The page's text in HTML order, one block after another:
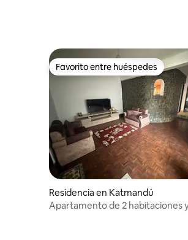
Favorito entre huéspedes
Favorito entre huéspedes
Residencia en Katmandú
Apartamento de 2 habitaciones